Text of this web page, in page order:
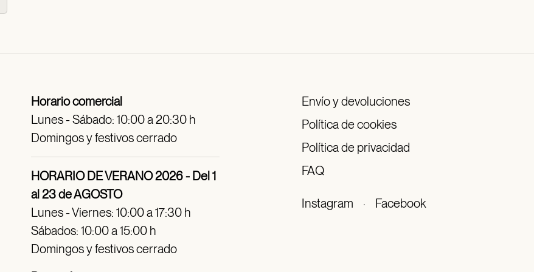
Horario comercial
Lunes - Sábado: 10:00 a 20:30 h
Domingos y festivos cerrado
HORARIO DE VERANO 2026 - Del 1
al 23 de AGOSTO
Lunes - Viernes: 10:00 a 17:30 h
Sábados: 10:00 a 15:00 h
Domingos y festivos cerrado
Envío y devoluciones
Política de cookies
Política de privacidad
FAQ
Instagram · Facebook